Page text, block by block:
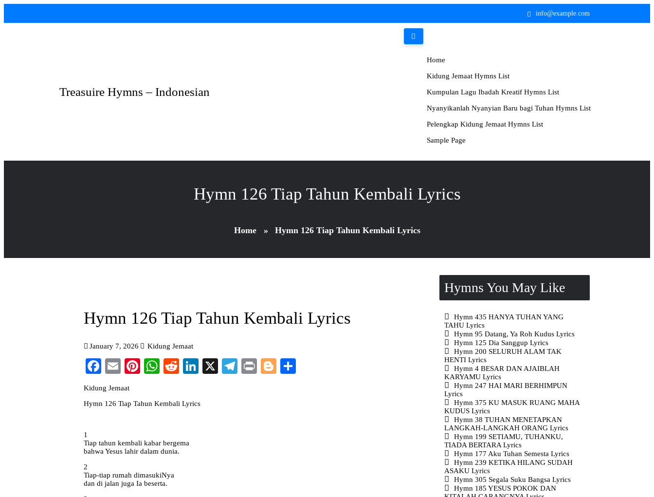
content
info@example.com
Treasuire Hymns – Indonesian
Home
Kidung Jemaat Hymns List
Kumpulan Lagu Ibadah Kreatif Hymns List
Nyanyikanlah Nyanyian Baru bagi Tuhan Hymns List
Pelengkap Kidung Jemaat Hymns List
Sample Page
Hymn 126 Tiap Tahun Kembali Lyrics
Home» Hymn 126 Tiap Tahun Kembali Lyrics
Hymn 126 Tiap Tahun Kembali Lyrics
January 7, 2026 Kidung Jemaat
Facebook
EmailPinterest
WhatsApp
RedditLinkedIn
X Telegram
PrintBlogger
Kidung Jemaat
Hymn 126 Tiap Tahun Kembali Lyrics
1
Tiap tahun kembali kabar bergema
bahwa Yesus lahir dalam dunia.
2
Tiap-tiap rumah dimasukiNya
dan di jalan juga Ia beserta.
Hymns You May Like
Hymn 435 HANYA TUHAN YANG
TAHU Lyrics
Hymn 95 Datang, Ya Roh Kudus Lyrics
Hymn 125 Dia Sanggup Lyrics
Hymn 200 SELURUH ALAM TAK
HENTI Lyrics
Hymn 4 BESAR DAN AJAIBLAH
KARYAMU Lyrics
Hymn 247 HAI MARI BERHIMPUN
Lyrics
Hymn 375 KU MASUK RUANG MAHA
KUDUS Lyrics
Hymn 38 TUHAN MENETAPKAN
LANGKAH-LANGKAH ORANG Lyrics
Hymn 199 SETIAMU, TUHANKU,
TIADA BERTARA Lyrics
Hymn 177 Aku Tuhan Semesta Lyrics
Hymn 239 KETIKA HILANG SUDAH
ASAKU Lyrics
Hymn 305 Segala Suku Bangsa Lyrics
Hymn 185 YESUS POKOK DAN